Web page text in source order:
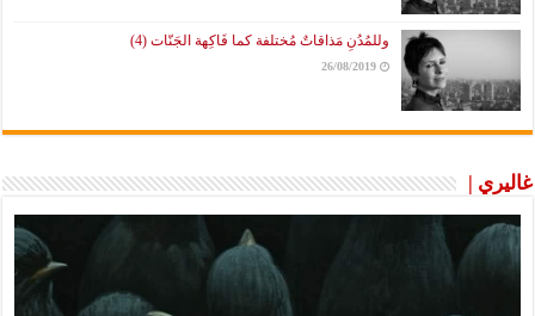
وللمُدُنِ مَذاقاتٌ مُختلفة كما فَاكِهة الجَنّات (4)
26/08/2019
غاليري |